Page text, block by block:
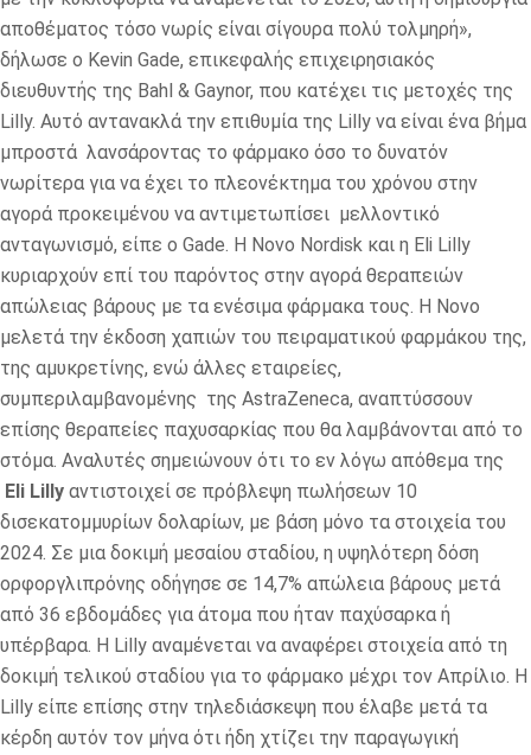
αποθέματος τόσο νωρίς είναι σίγουρα πολύ τολμηρή»,
δήλωσε ο Kevin Gade, επικεφαλής επιχειρησιακός
διευθυντής της Bahl & Gaynor, που κατέχει τις μετοχές της
Lilly. Αυτό αντανακλά την επιθυμία της Lilly να είναι ένα βήμα
μπροστά λανσάροντας το φάρμακο όσο το δυνατόν
νωρίτερα για να έχει το πλεονέκτημα του χρόνου στην
αγορά προκειμένου να αντιμετωπίσει μελλοντικό
ανταγωνισμό, είπε ο Gade. Η Novo Nordisk και η Eli Lilly
κυριαρχούν επί του παρόντος στην αγορά θεραπειών
απώλειας βάρους με τα ενέσιμα φάρμακα τους. Η Novo
μελετά την έκδοση χαπιών του πειραματικού φαρμάκου της,
της αμυκρετίνης, ενώ άλλες εταιρείες,
συμπεριλαμβανομένης της AstraZeneca, αναπτύσσουν
επίσης θεραπείες παχυσαρκίας που θα λαμβάνονται από το
στόμα. Αναλυτές σημειώνουν ότι το εν λόγω απόθεμα της
Eli Lilly αντιστοιχεί σε πρόβλεψη πωλήσεων 10
δισεκατομμυρίων δολαρίων, με βάση μόνο τα στοιχεία του
2024. Σε μια δοκιμή μεσαίου σταδίου, η υψηλότερη δόση
ορφοργλιπρόνης οδήγησε σε 14,7% απώλεια βάρους μετά
από 36 εβδομάδες για άτομα που ήταν παχύσαρκα ή
υπέρβαρα. Η Lilly αναμένεται να αναφέρει στοιχεία από τη
δοκιμή τελικού σταδίου για το φάρμακο μέχρι τον Απρίλιο. Η
Lilly είπε επίσης στην τηλεδιάσκεψη που έλαβε μετά τα
κέρδη αυτόν τον μήνα ότι ήδη χτίζει την παραγωγική